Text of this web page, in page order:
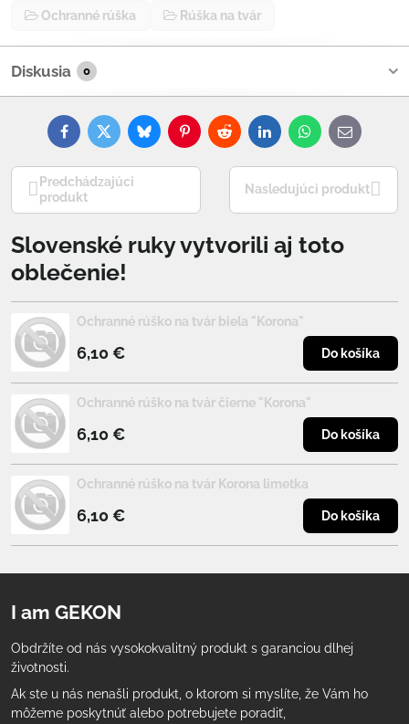
Ochranné rúška Rúška na tvár
Diskusia 0
FacebookTwitterBlueskyPinterestRedditLinkedInWhatsApp
E-
mail
Predchádzajúci
produkt
Nasledujúci produkt
Slovenské ruky vytvorili aj toto
oblečenie!
Ochranné rúško na tvár biela "Korona"
6,10 € Do košíka
Ochranné rúško na tvár čierne "Korona"
6,10 € Do košíka
Ochranné rúško na tvár Korona limetka
6,10 € Do košíka
I am GEKON
Obdržíte od nás vysokokvalitný produkt s garanciou dlhej
životnosti.
Ak ste u nás nenašli produkt, o ktorom si myslíte, že Vám ho
môžeme poskytnúť alebo potrebujete poradiť,